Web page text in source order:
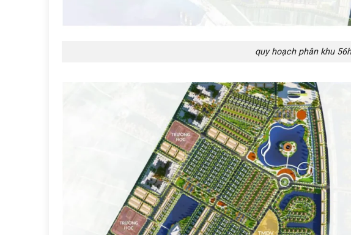
quy hoạch phân khu